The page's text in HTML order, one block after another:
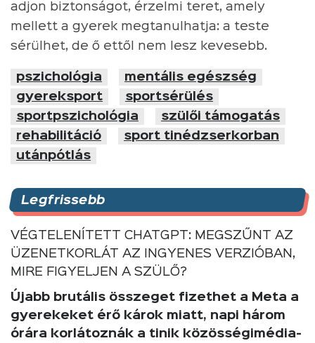
adjon biztonságot, érzelmi teret, amely
mellett a gyerek megtanulhatja: a teste
sérülhet, de ő ettől nem lesz kevesebb.
pszichológia
mentális egészség
gyereksport
sportsérülés
sportpszichológia
szülői támogatás
rehabilitáció
sport tinédzserkorban
utánpótlás
Legfrissebb
VÉGTELENÍTETT CHATGPT: MEGSZŰNT AZ
ÜZENETKORLÁT AZ INGYENES VERZIÓBAN,
MIRE FIGYELJEN A SZÜLŐ?
Újabb brutális összeget fizethet a Meta a
gyerekeket érő károk miatt, napi három
órára korlátoznák a tinik közösségimédia-